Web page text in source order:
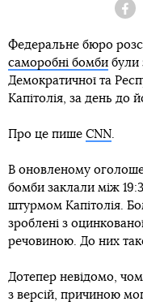
Федеральне бюро
саморобні бомби були
Демократичної та
Капітолія, за день до
Про це пише CNN.
В оновленому
бомби заклали між
штурмом Капітолія.
зроблені з
речовиною. До них
Дотепер невідомо,
з версій, причиною